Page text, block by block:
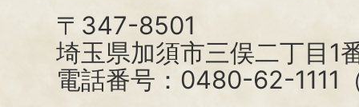
〒347-8501
埼玉県加須市三俣二丁目1
電話番号：0480-62-1111